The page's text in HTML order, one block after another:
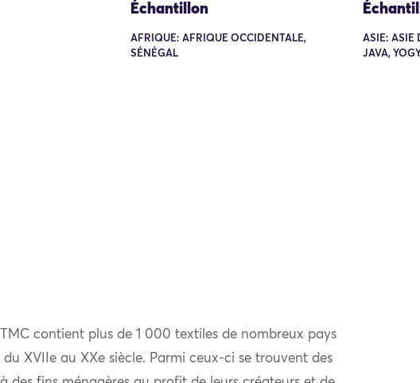
Échantillon
AFRIQUE: AFRIQUE OCCIDENTALE,
SÉNÉGAL
ASIE: ASIE
JAVA,
contient plus de 1 000 textiles de nombreux pays
du XVIIe au XXe siècle. Parmi ceux-ci se trouvent des